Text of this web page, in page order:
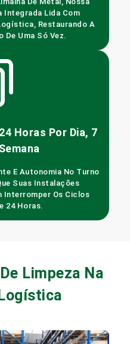
Integrada Lida Com
Restaurando A
De Uma Só Vez.
Horas Por Dia, 7
E Autonomia No Turno
Suas Instalações
Interromper Os Ciclos
24 Horas.
Limpeza Na